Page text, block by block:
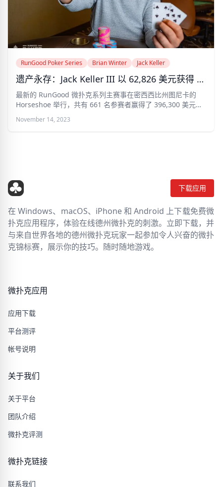
RunGood Poker Series Brian Winter Jack Keller
遗产永存：Jack Keller III 以 62,826 美元获得 RGPS Tunica 头衔
最新的 RunGood 微扑克系列主赛事在密西西比州图尼卡的
Horseshoe 举行，共有 661 名参赛者赢得了 396,300 美元的
巨额奖金
November 14, 2023
下载应用
在 Windows、macOS、iPhone 和 Android 上下载免费微
扑克应用程序，体验在线德州微扑克的刺激。立即下载，并
与来自世界各地的德州微扑克玩家一起参加令人兴奋的微扑
克锦标赛，展示你的技巧。随时随地游戏。
微扑克应用
应用下载
平台测评
帐号说明
关于我们
关于平台
团队介绍
微扑克评测
微扑克链接
联系我们